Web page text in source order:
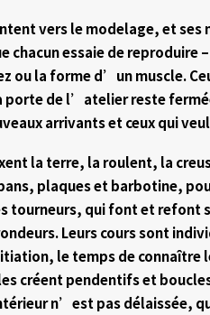
vers le modelage, et ses
chacun essaie de reproduire
ou la forme d’un muscle.
porte de l’atelier reste
arrivants et ceux qui
la terre, la roulent, la
plaques et barbotine,
tourneurs, qui font et refont
Leurs cours sont
le temps de connaître
créent pendentifs et
n’est pas délaissée,